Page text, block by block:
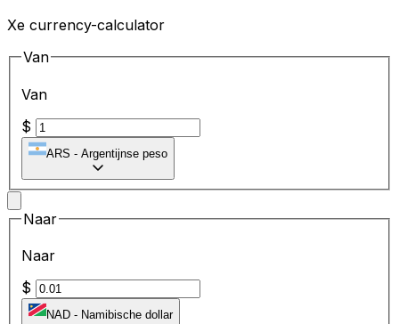
Xe currency-calculator
Van
Van
$
ARS - Argentijnse peso
Naar
Naar
$
NAD - Namibische dollar